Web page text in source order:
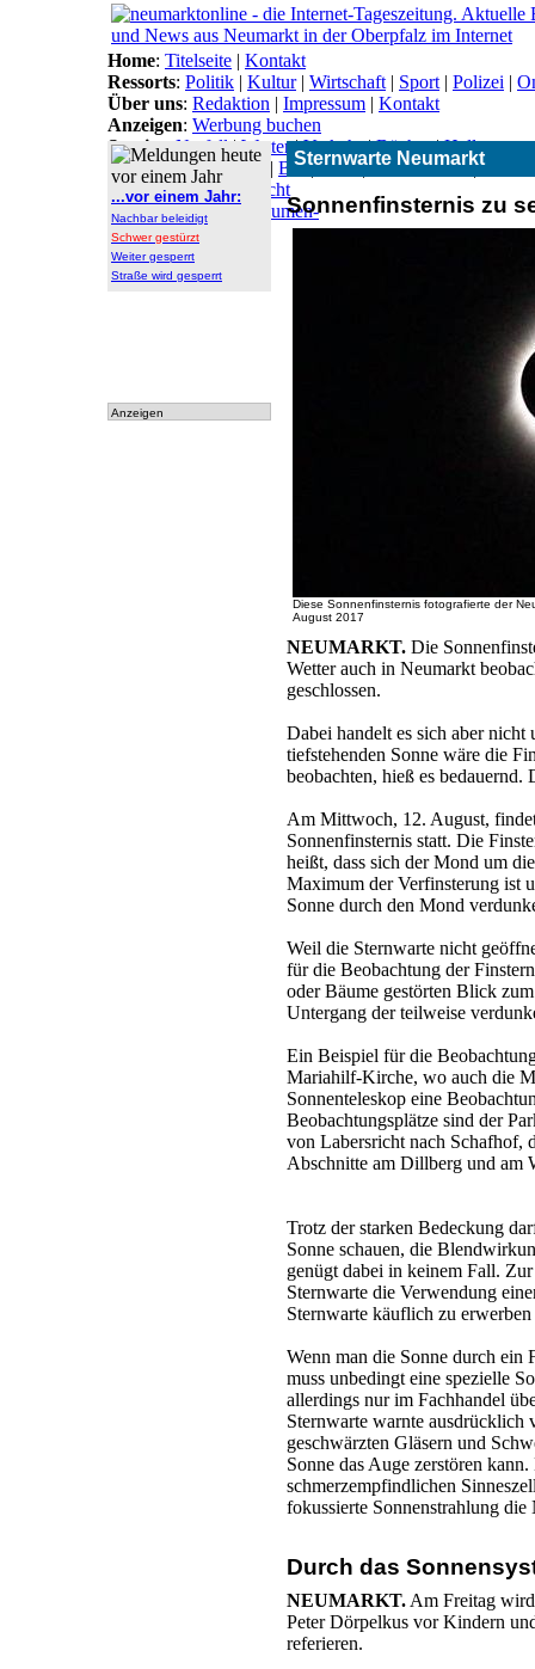
Sternwarte Neumarkt
Sonnenfinsternis zu
Diese Sonnenfinsternis fotografierte der
August 2017
NEUMARKT. Die
Wetter auch in Neumarkt
geschlossen.
Dabei handelt es sich aber
tiefstehenden Sonne wäre die
beobachten, hieß es
Am Mittwoch, 12. August,
Sonnenfinsternis statt. Die
heißt, dass sich der Mond um
Maximum der Verfinsterung ist
Sonne durch den Mond
Weil die Sternwarte nicht
für die Beobachtung der
oder Bäume gestörten Blick
Untergang der teilweise
Ein Beispiel für die
Mariahilf-Kirche, wo auch die
Sonnenteleskop eine
Beobachtungsplätze sind der
von Labersricht nach Schafhof,
Abschnitte am Dillberg und am
Trotz der starken Bedeckung
Sonne schauen, die
genügt dabei in keinem Fall.
Sternwarte die Verwendung
Sternwarte käuflich zu erwerben
Wenn man die Sonne durch ein
muss unbedingt eine spezielle
allerdings nur im Fachhandel
Sternwarte warnte ausdrücklich
geschwärzten Gläsern und
Sonne das Auge zerstören
schmerzempfindlichen
fokussierte Sonnenstrahlung die
Durch das
NEUMARKT. Am Freitag
Peter Dörpelkus vor Kindern
referieren.
...vor einem Jahr:
Nachbar beleidigt
Schwer gestürzt
Weiter gesperrt
Straße wird gesperrt
Anzeigen
Home: Titelseite | Kontakt
Ressorts: Politik | Kultur| Wirtschaft | Sport | Polizei |
Über uns: Redaktion | Impressum | Kontakt
Anzeigen: Werbung buchen
Service: Notfall | Wetter|Verkehr|Bücher|Hallo
Themen:Arbeitsamt | BN|CSU|Freie Wähler|
Lokal-Links:Übersicht
Archiv:Archiv|Dokumen-
tationen